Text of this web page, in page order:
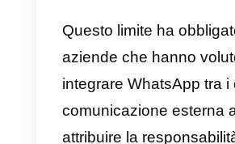
business non è
differenza di
Messenger e
ad oggi stato